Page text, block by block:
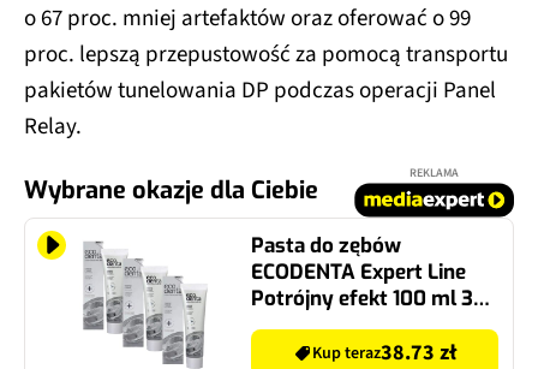
o 67 proc. mniej artefaktów oraz oferować o 99
proc. lepszą przepustowość za pomocą transportu
pakietów tunelowania DP podczas operacji Panel
Relay.
Wybrane okazje dla Ciebie
REKLAMA
Pasta do zębów
ECODENTA Expert Line
Potrójny efekt 100 ml 3
szt.
Kup teraz38.73 zł